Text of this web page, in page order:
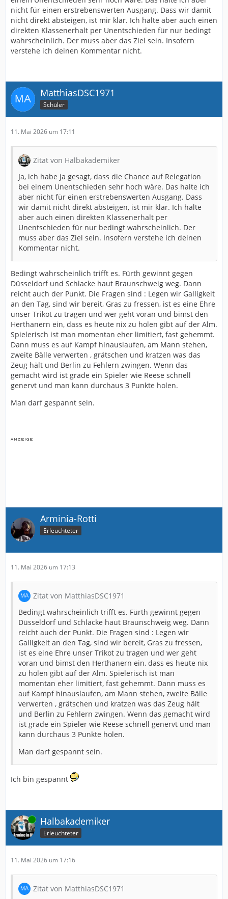
nicht für einen erstrebenswerten Ausgang. Dass wir damit
nicht direkt absteigen, ist mir klar. Ich halte aber auch einen
direkten Klassenerhalt per Unentschieden für nur bedingt
wahrscheinlich. Der muss aber das Ziel sein. Insofern
verstehe ich deinen Kommentar nicht.
MatthiasDSC1971
Schüler
11. Mai 2026 um 17:11
Zitat von Halbakademiker
Ja, ich habe ja gesagt, dass die Chance auf Relegation
bei einem Unentschieden sehr hoch wäre. Das halte ich
aber nicht für einen erstrebenswerten Ausgang. Dass
wir damit nicht direkt absteigen, ist mir klar. Ich halte
aber auch einen direkten Klassenerhalt per
Unentschieden für nur bedingt wahrscheinlich. Der
muss aber das Ziel sein. Insofern verstehe ich deinen
Kommentar nicht.
Bedingt wahrscheinlich trifft es. Fürth gewinnt gegen
Düsseldorf und Schlacke haut Braunschweig weg. Dann
reicht auch der Punkt. Die Fragen sind : Legen wir Galligkeit
an den Tag, sind wir bereit, Gras zu fressen, ist es eine Ehre
unser Trikot zu tragen und wer geht voran und bimst den
Herthanern ein, dass es heute nix zu holen gibt auf der Alm.
Spielerisch ist man momentan eher limitiert, fast gehemmt.
Dann muss es auf Kampf hinauslaufen, am Mann stehen,
zweite Bälle verwerten , grätschen und kratzen was das
Zeug hält und Berlin zu Fehlern zwingen. Wenn das
gemacht wird ist grade ein Spieler wie Reese schnell
genervt und man kann durchaus 3 Punkte holen.
Man darf gespannt sein.
Arminia-Rotti
Erleuchteter
11. Mai 2026 um 17:13
Zitat von MatthiasDSC1971
Bedingt wahrscheinlich trifft es. Fürth gewinnt gegen
Düsseldorf und Schlacke haut Braunschweig weg. Dann
reicht auch der Punkt. Die Fragen sind : Legen wir
Galligkeit an den Tag, sind wir bereit, Gras zu fressen,
ist es eine Ehre unser Trikot zu tragen und wer geht
voran und bimst den Herthanern ein, dass es heute nix
zu holen gibt auf der Alm. Spielerisch ist man
momentan eher limitiert, fast gehemmt. Dann muss es
auf Kampf hinauslaufen, am Mann stehen, zweite Bälle
verwerten , grätschen und kratzen was das Zeug hält
und Berlin zu Fehlern zwingen. Wenn das gemacht wird
ist grade ein Spieler wie Reese schnell genervt und man
kann durchaus 3 Punkte holen.
Man darf gespannt sein.
Ich bin gespannt
Online Halbakademiker
Erleuchteter
11. Mai 2026 um 17:16
Zitat von MatthiasDSC1971